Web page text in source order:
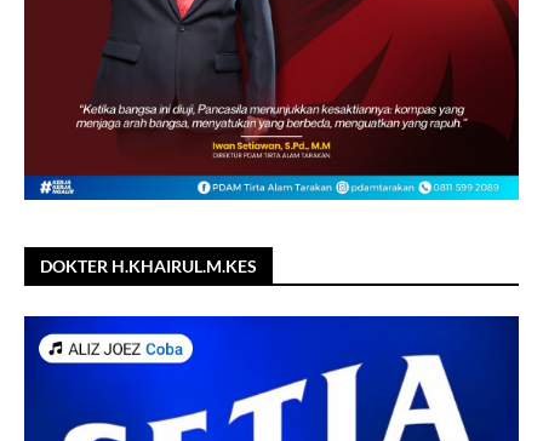
DOKTER H.KHAIRUL.M.KES